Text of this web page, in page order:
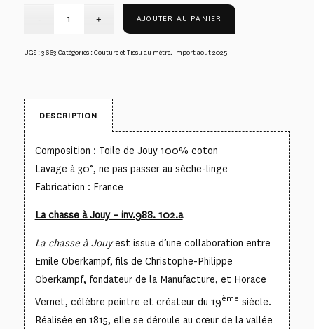
AJOUTER AU PANIER
UGS :3663 Catégories :Couture et Tissu au mètre, import aout 2025
DESCRIPTION
Composition : Toile de Jouy 100% coton
Lavage à 30°, ne pas passer au sèche-linge
Fabrication : France
La chasse à Jouy – inv.988. 102.a
La chasse à Jouyest issue d’une collaboration entre
Emile Oberkampf, fils de Christophe-Philippe
Oberkampf, fondateur de la Manufacture, et Horace
Vernet, célèbre peintre et créateur du 19ème siècle.
Réalisée en 1815, elle se déroule au cœur de la vallée